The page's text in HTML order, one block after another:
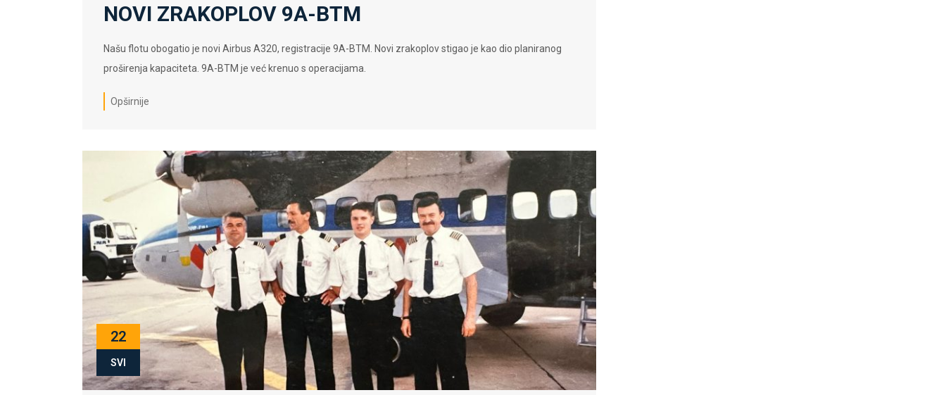
NOVI ZRAKOPLOV 9A-BTM
Našu flotu obogatio je novi Airbus A320, registracije 9A-BTM. Novi zrakoplov stigao je kao dio planiranog
proširenja kapaciteta. 9A-BTM je već krenuo s operacijama.
Opširnije
22
SVI